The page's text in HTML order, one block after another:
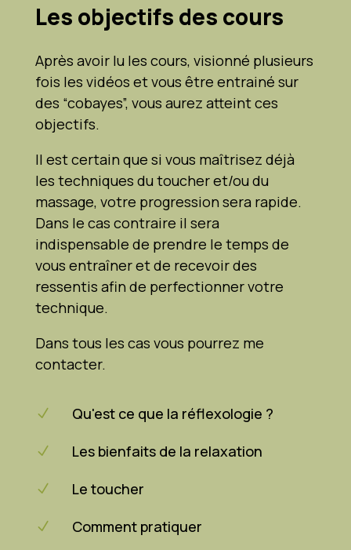
Les objectifs des cours
Après avoir lu les cours, visionné plusieurs
fois les vidéos et vous être entrainé sur
des “cobayes”, vous aurez atteint ces
objectifs.
Il est certain que si vous maîtrisez déjà
les techniques du toucher et/ou du
massage, votre progression sera rapide.
Dans le cas contraire il sera
indispensable de prendre le temps de
vous entraîner et de recevoir des
ressentis afin de perfectionner votre
technique.
Dans tous les cas vous pourrez me
contacter.
N Qu'est ce que la réflexologie ?
N Les bienfaits de la relaxation
N Le toucher
N Comment pratiquer